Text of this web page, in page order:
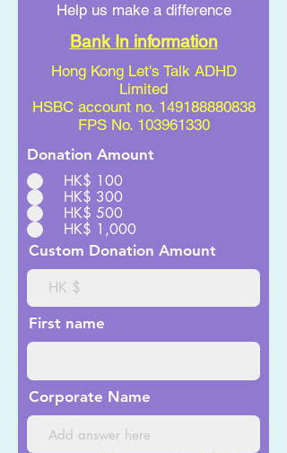
Help us make a difference
Bank In information
Hong Kong Let's Talk ADHD
Limited
HSBC account no. 149188880838
FPS No. 103961330
Donation Amount
HK$ 100
HK$ 300
HK$ 500
HK$ 1,000
Custom Donation Amount
First name
Corporate Name